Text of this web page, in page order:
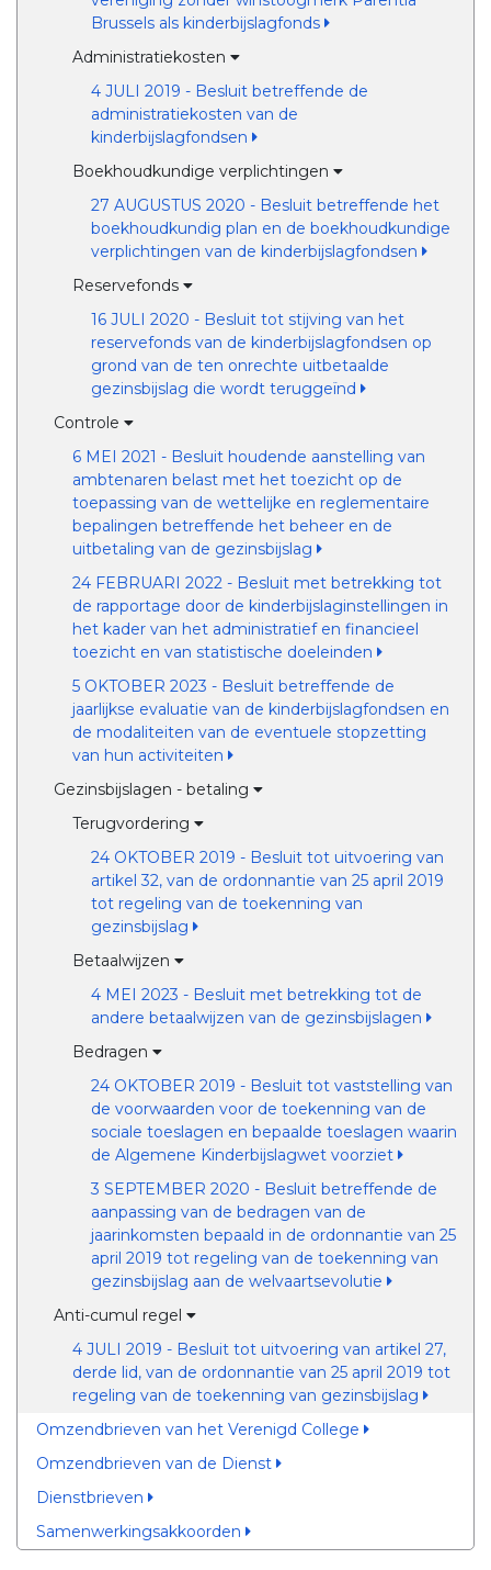
Brussels als kinderbijslagfonds
Administratiekosten
4 JULI 2019 - Besluit betreffende de
administratiekosten van de
kinderbijslagfondsen
Boekhoudkundige verplichtingen
27 AUGUSTUS 2020 - Besluit betreffende het
boekhoudkundig plan en de boekhoudkundige
verplichtingen van de kinderbijslagfondsen
Reservefonds
16 JULI 2020 - Besluit tot stijving van het
reservefonds van de kinderbijslagfondsen op
grond van de ten onrechte uitbetaalde
gezinsbijslag die wordt teruggeïnd
Controle
6 MEI 2021 - Besluit houdende aanstelling van
ambtenaren belast met het toezicht op de
toepassing van de wettelijke en reglementaire
bepalingen betreffende het beheer en de
uitbetaling van de gezinsbijslag
24 FEBRUARI 2022 - Besluit met betrekking tot
de rapportage door de kinderbijslaginstellingen in
het kader van het administratief en financieel
toezicht en van statistische doeleinden
5 OKTOBER 2023 - Besluit betreffende de
jaarlijkse evaluatie van de kinderbijslagfondsen en
de modaliteiten van de eventuele stopzetting
van hun activiteiten
Gezinsbijslagen - betaling
Terugvordering
24 OKTOBER 2019 - Besluit tot uitvoering van
artikel 32, van de ordonnantie van 25 april 2019
tot regeling van de toekenning van
gezinsbijslag
Betaalwijzen
4 MEI 2023 - Besluit met betrekking tot de
andere betaalwijzen van de gezinsbijslagen
Bedragen
24 OKTOBER 2019 - Besluit tot vaststelling van
de voorwaarden voor de toekenning van de
sociale toeslagen en bepaalde toeslagen waarin
de Algemene Kinderbijslagwet voorziet
3 SEPTEMBER 2020 - Besluit betreffende de
aanpassing van de bedragen van de
jaarinkomsten bepaald in de ordonnantie van 25
april 2019 tot regeling van de toekenning van
gezinsbijslag aan de welvaartsevolutie
Anti-cumul regel
4 JULI 2019 - Besluit tot uitvoering van artikel 27,
derde lid, van de ordonnantie van 25 april 2019 tot
regeling van de toekenning van gezinsbijslag
Omzendbrieven van het Verenigd College
Omzendbrieven van de Dienst
Dienstbrieven
Samenwerkingsakkoorden